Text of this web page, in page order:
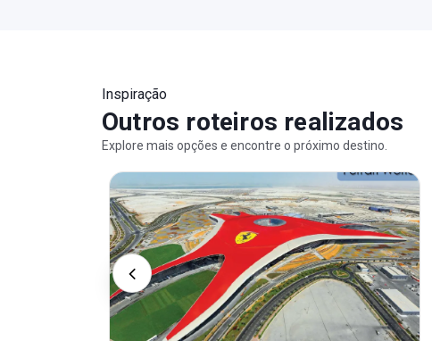
Inspiração
Outros roteiros realizados
Explore mais opções e encontre o próximo destino.